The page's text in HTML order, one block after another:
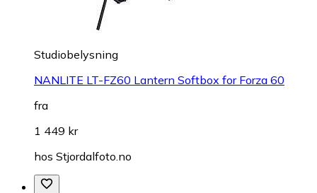
Studiobelysning
NANLITE LT-FZ60 Lantern Softbox for Forza 60
fra
1 449 kr
hos Stjordalfoto.no